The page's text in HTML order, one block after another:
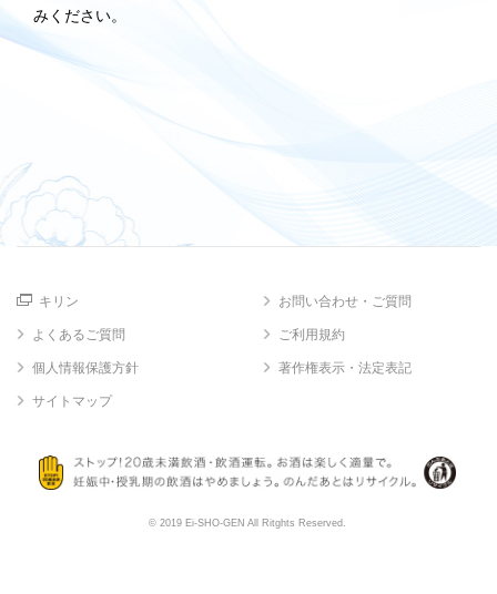
みください。
キリン お問い合わせ・ご質問
よくあるご質問 ご利用規約
個人情報保護方針 著作権表示・法定表記
サイトマップ
© 2019 Ei-SHO-GEN All Ritghts Reserved.